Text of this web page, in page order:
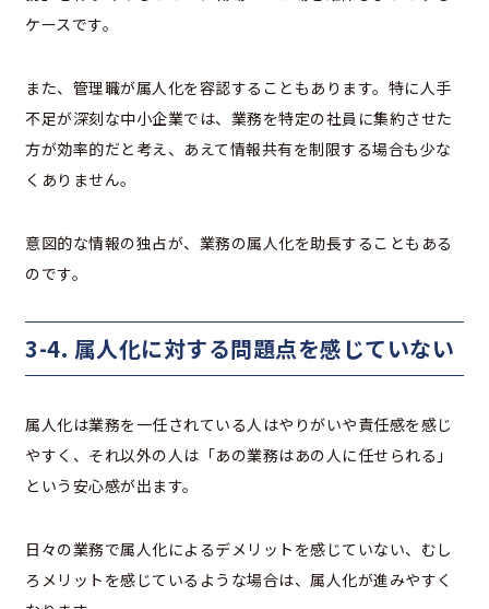
ケースです。
また、管理職が属人化を容認することもあります。特に人手
不足が深刻な中小企業では、業務を特定の社員に集約させた
方が効率的だと考え、あえて情報共有を制限する場合も少な
くありません。
意図的な情報の独占が、業務の属人化を助長することもある
のです。
3-4. 属人化に対する問題点を感じていない
属人化は業務を一任されている人はやりがいや責任感を感じ
やすく、それ以外の人は「あの業務はあの人に任せられる」
という安心感が出ます。
日々の業務で属人化によるデメリットを感じていない、むし
ろメリットを感じているような場合は、属人化が進みやすく